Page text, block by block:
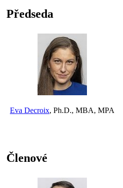
Předseda
Eva Decroix, Ph.D., MBA, MPA
Členové